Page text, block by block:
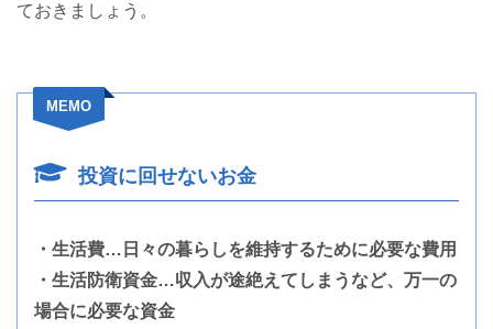
ておきましょう。
MEMO
投資に回せないお金
・生活費…日々の暮らしを維持するために必要な費用
・生活防衛資金…収入が途絶えてしまうなど、万一の
場合に必要な資金